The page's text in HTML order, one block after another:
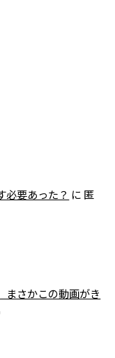
必要あった？ に 匿
まさかこの動画がき